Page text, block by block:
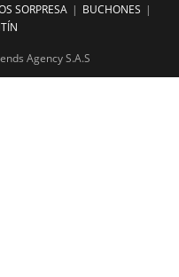
SORPRESA
BUCHONES
Agency S.A.S